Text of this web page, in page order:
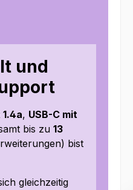
und
, USB-C mit
bis zu13
bist
gleichzeitig